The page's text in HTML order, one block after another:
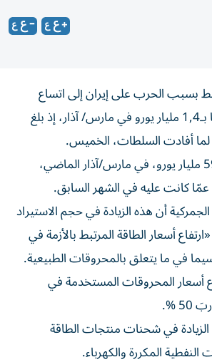
بسبب الحرب على إيران إلى اتساع
العجز التجاري لفرنسا بـ1,4 مليار يورو في مارس/ آذار، إذ بلغ
وبلغت الواردات 59,3 مليار يورو، في مارس/آذار الماضي،
أن هذه الزيادة في حجم الاستيراد
أسعار الطاقة المرتبط بالأزمة في
في ما يتعلق بالمحروقات الطبيعية.
أسعار المحروقات المستخدمة في
%.
في شحنات منتجات الطاقة
المكررة والكهرباء.